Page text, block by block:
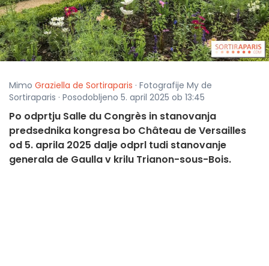
Mimo Graziella de Sortiraparis · Fotografije My de
Sortiraparis · Posodobljeno 5. april 2025 ob 13:45
Po odprtju Salle du Congrès in stanovanja
predsednika kongresa bo Château de Versailles
od 5. aprila 2025 dalje odprl tudi stanovanje
generala de Gaulla v krilu Trianon-sous-Bois.